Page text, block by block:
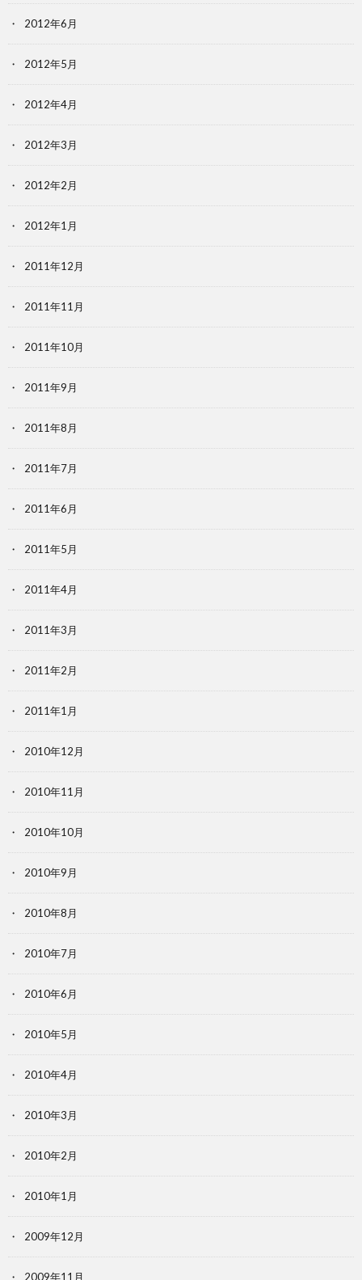
2012年6月
2012年5月
2012年4月
2012年3月
2012年2月
2012年1月
2011年12月
2011年11月
2011年10月
2011年9月
2011年8月
2011年7月
2011年6月
2011年5月
2011年4月
2011年3月
2011年2月
2011年1月
2010年12月
2010年11月
2010年10月
2010年9月
2010年8月
2010年7月
2010年6月
2010年5月
2010年4月
2010年3月
2010年2月
2010年1月
2009年12月
2009年11月